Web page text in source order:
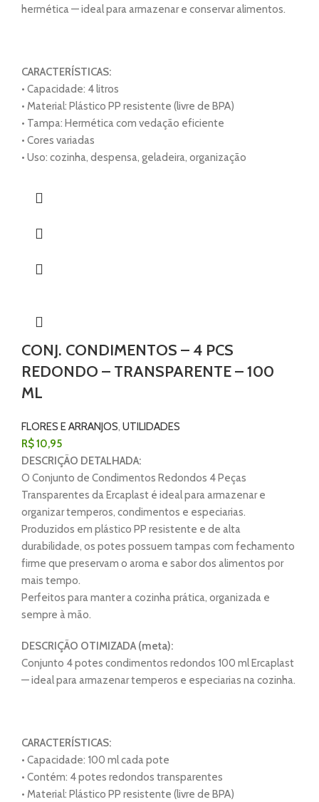
hermética — ideal para armazenar e conservar alimentos.
CARACTERÍSTICAS:
• Capacidade: 4 litros
• Material: Plástico PP resistente (livre de BPA)
• Tampa: Hermética com vedação eficiente
• Cores variadas
• Uso: cozinha, despensa, geladeira, organização
CONJ. CONDIMENTOS – 4 PCS
REDONDO – TRANSPARENTE – 100
ML
FLORES E ARRANJOS, UTILIDADES
R$10,95
DESCRIÇÃO DETALHADA:
O Conjunto de Condimentos Redondos 4 Peças
Transparentes da Ercaplast é ideal para armazenar e
organizar temperos, condimentos e especiarias.
Produzidos em plástico PP resistente e de alta
durabilidade, os potes possuem tampas com fechamento
firme que preservam o aroma e sabor dos alimentos por
mais tempo.
Perfeitos para manter a cozinha prática, organizada e
sempre à mão.
DESCRIÇÃO OTIMIZADA (meta):
Conjunto 4 potes condimentos redondos 100 ml Ercaplast
— ideal para armazenar temperos e especiarias na cozinha.
CARACTERÍSTICAS:
• Capacidade: 100 ml cada pote
• Contém: 4 potes redondos transparentes
• Material: Plástico PP resistente (livre de BPA)